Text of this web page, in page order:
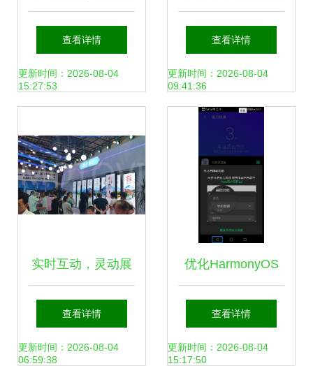
抱数字化转型，文
化产业解码线上新
查看详情
更新时间：2026-08-04
15:27:53
修服务系统的数字
文化创意设计与技
术实现
查看详情
更新时间：2026-08-04
09:41:36
实时互动，灵动展
示 互动滑轨屏如何
引领数字文化新体
查看详情
更新时间：2026-08-04
06:59:38
优化HarmonyOS
体验 关于腾讯手机
管家后台服务功能
查看详情
更新时间：2026-08-04
15:17:50